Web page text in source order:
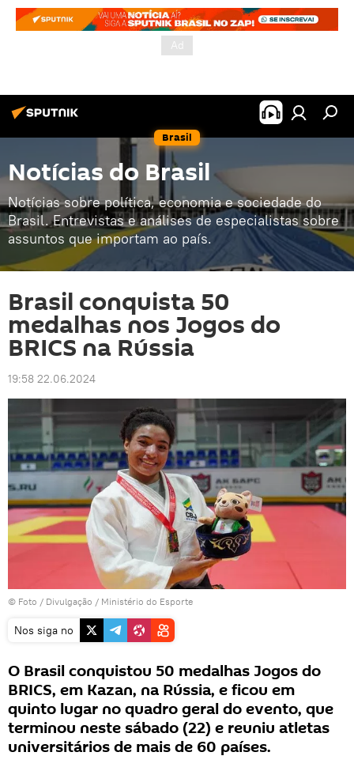
Brasil
Notícias do Brasil
Notícias sobre política, economia e sociedade do
Brasil. Entrevistas e análises de especialistas sobre
assuntos que importam ao país.
Brasil conquista 50
medalhas nos Jogos do
BRICS na Rússia
19:58 22.06.2024
© Foto / Divulgação / Ministério do Esporte
Nos siga no
O Brasil conquistou 50 medalhas Jogos do
BRICS, em Kazan, na Rússia, e ficou em
quinto lugar no quadro geral do evento, que
terminou neste sábado (22) e reuniu atletas
universitários de mais de 60 países.